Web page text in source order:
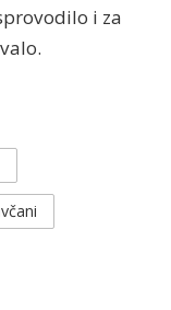
i za